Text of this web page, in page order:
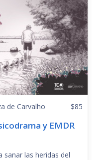
de Carvalho $85
y EMDR
las heridas del